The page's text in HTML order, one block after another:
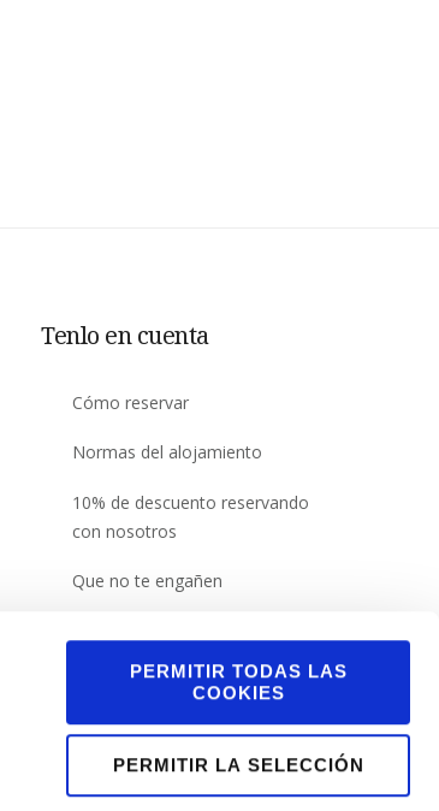
PERMITIR TODAS LAS
COOKIES
PERMITIR LA SELECCIÓN
Tenlo en cuenta
Cómo reservar
Normas del alojamiento
10% de descuento reservando
con nosotros
Que no te engañen